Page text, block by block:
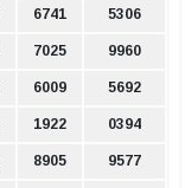
6741 5306
7025 9960
6009 5692
1922 0394
8905 9577